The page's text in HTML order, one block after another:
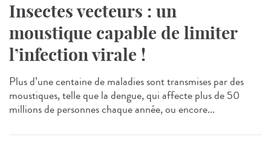
Insectes vecteurs : un
moustique capable de limiter
l’infection virale !
Plus d’une centaine de maladies sont transmises par des
moustiques, telle que la dengue, qui affecte plus de 50
millions de personnes chaque année, ou encore...